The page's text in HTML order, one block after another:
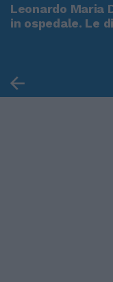
Leonardo Maria
in ospedale. Le